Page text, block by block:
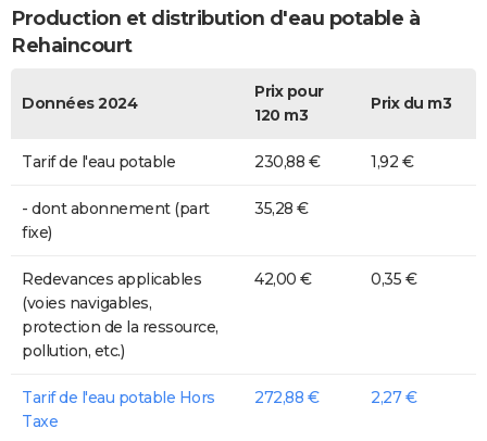
Production et distribution d'eau potable à
Rehaincourt
Données 2024
Prix pour
120 m3
Prix du m3
Tarif de l'eau potable 230,88 € 1,92 €
- dont abonnement (part
fixe)
35,28 €
Redevances applicables
(voies navigables,
protection de la ressource,
pollution, etc.)
42,00 € 0,35 €
Tarif de l'eau potable Hors
Taxe
272,88 € 2,27 €